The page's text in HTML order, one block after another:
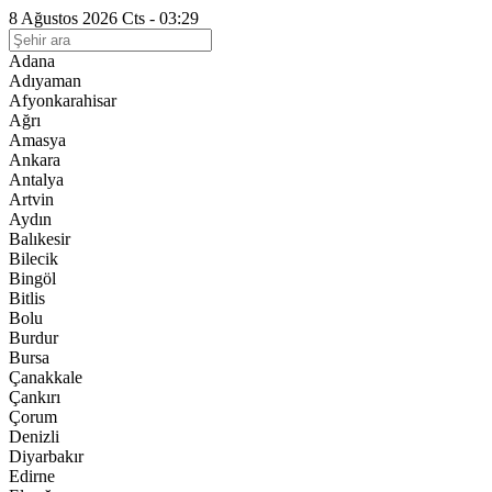
8 Ağustos 2026 Cts - 03:29
Adana
Adıyaman
Afyonkarahisar
Ağrı
Amasya
Ankara
Antalya
Artvin
Aydın
Balıkesir
Bilecik
Bingöl
Bitlis
Bolu
Burdur
Bursa
Çanakkale
Çankırı
Çorum
Denizli
Diyarbakır
Edirne